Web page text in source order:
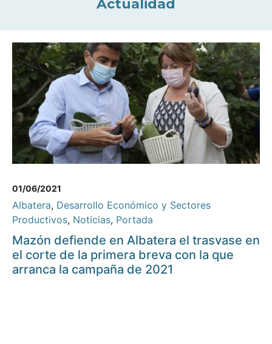
Actualidad
01/06/2021
Albatera, Desarrollo Económico y Sectores
Productivos, Noticias, Portada
Mazón defiende en Albatera el trasvase en
el corte de la primera breva con la que
arranca la campaña de 2021